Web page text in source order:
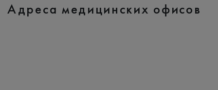
Адреса медицинских офисов